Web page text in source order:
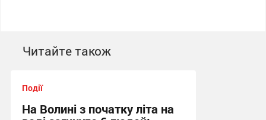
Читайте також
Події
На Волині з початку літа на